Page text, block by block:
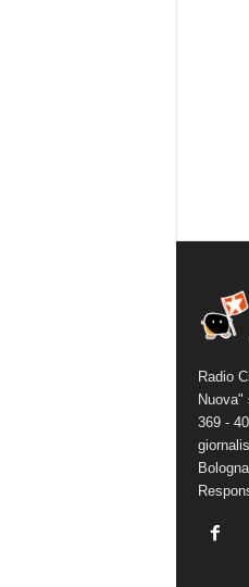
Radio
Nuova"
369 -